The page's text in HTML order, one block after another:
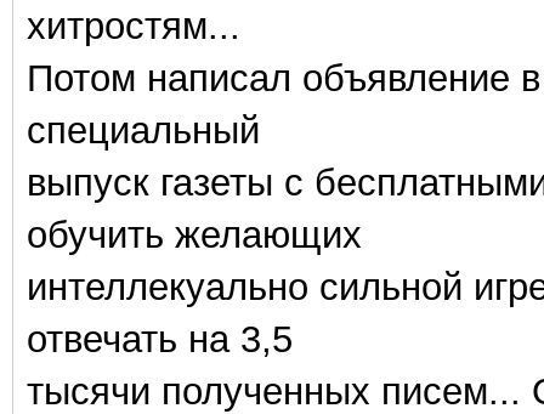
хитростям...
Потом написал объявление
специальный
выпуск газеты с
обучить желающих
интеллекуально сильной
отвечать на 3,5
тысячи полученных писем...